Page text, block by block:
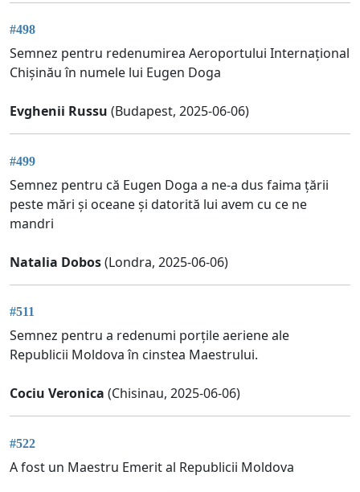
#498
Semnez pentru redenumirea Aeroportului Internațional
Chișinău în numele lui Eugen Doga
Evghenii Russu (Budapest, 2025-06-06)
#499
Semnez pentru că Eugen Doga a ne-a dus faima țării
peste mări și oceane și datorită lui avem cu ce ne
mandri
Natalia Dobos(Londra, 2025-06-06)
#511
Semnez pentru a redenumi porțile aeriene ale
Republicii Moldova în cinstea Maestrului.
Cociu Veronica (Chisinau, 2025-06-06)
#522
A fost un Maestru Emerit al Republicii Moldova